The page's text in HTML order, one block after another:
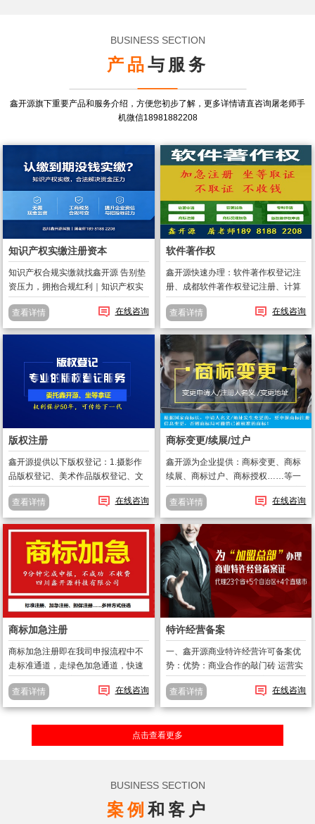
BUSINESS SECTION
产品与服务
鑫开源旗下重要产品和服务介绍，方便您初步了解，更多详情请直咨询屠老师手
机微信18981882208
知识产权实缴注册资本
知识产权合规实缴就找鑫开源 告别垫
资压力，拥抱合规红利｜知识产权实
本实缴。 在新《公司法》监管趋严的
背景下，注册资本实缴已不是 “可选
在线咨询
查看详情
软件著作权
鑫开源快速办理：软件著作权登记注
册、成都软件著作权登记注册、计算
办。鑫开源屠老师：软件著作权查
询、软件著作权变更、软件著作权撤
销、软件著作权转让。鑫开源金牌产
品：1、软...
在线咨询
查看详情
版权注册
鑫开源提供以下版权登记：1.摄影作
品版权登记、美术作品版权登记、文
权、影视作品版权登记、录音制品版
权登记、网站软件著作权登记；2.版
权转让、版权变更。版权有效期：1、
自然...
在线咨询
查看详情
商标变更/续展/过户
鑫开源为企业提供：商标变更、商标
续展、商标过户、商标授权……等一
标撤三、商标答辩、商标异议等。
一、什么情况下，商标需要及时做变
更？1、 公司名称工商登记发生变
化；2、 ...
在线咨询
查看详情
商标加急注册
商标加急注册即在我司申报流程中不
走标准通道，走绿色加急通道，快速
成申报。正常申报需要3天的，鑫开源
承诺9分钟完成注册申报。在申报时间
在线咨询
查看详情
特许经营备案
一、鑫开源商业特许经营许可备案优
势：优势：商业合作的敲门砖 运营实
利依据合法：合法合规的重要凭证 行
业进入必备前置二、什么是商业特许
在线咨询
查看详情
点击查看更多
BUSINESS SECTION
案例 和客户